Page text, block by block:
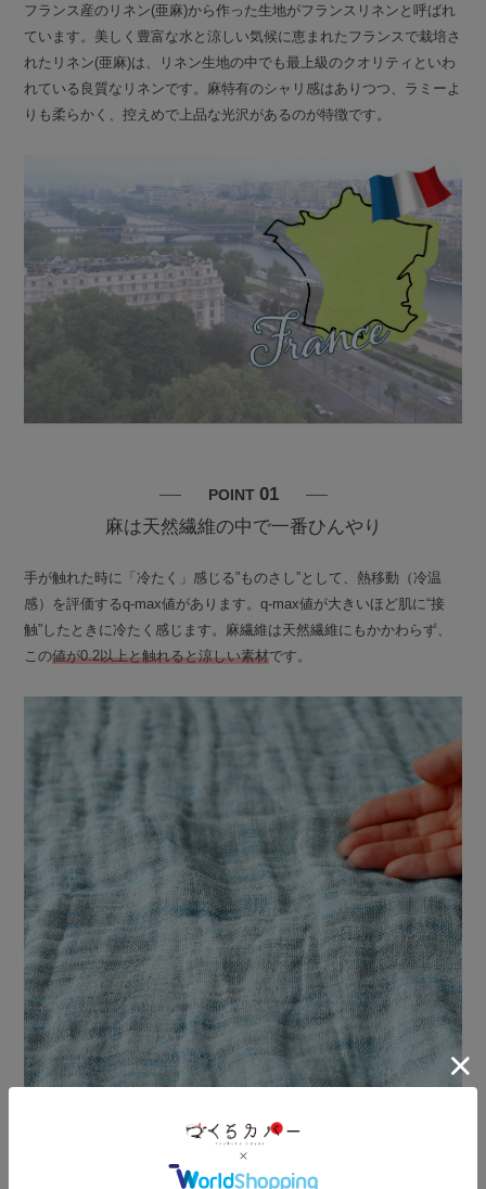
フランス産のリネン(亜麻)から作った生地がフランスリネンと呼ばれ
ています。美しく豊富な水と涼しい気候に恵まれたフランスで栽培さ
れたリネン(亜麻)は、リネン生地の中でも最上級のクオリティといわ
れている良質なリネンです。麻特有のシャリ感はありつつ、ラミーよ
りも柔らかく、控えめで上品な光沢があるのが特徴です。
POINT 01
麻は天然繊維の中で一番ひんやり
手が触れた時に「冷たく」感じる”ものさし”として、熱移動（冷温
感）を評価するq-max値があります。q-max値が大きいほど肌に“接
触”したときに冷たく感じます。麻繊維は天然繊維にもかかわらず、
この値が0.2以上と触れると涼しい素材です。